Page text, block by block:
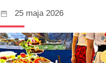
25 maja 2026